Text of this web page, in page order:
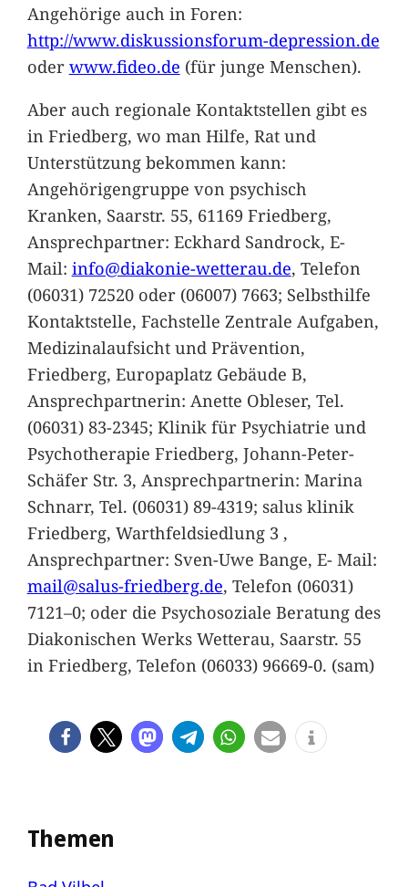
Angehörige auch in Foren:
http://www.diskussionsforum-depression.de
oder www.fideo.de (für junge Menschen).
Aber auch regionale Kontaktstellen gibt es
in Friedberg, wo man Hilfe, Rat und
Unterstützung bekommen kann:
Angehörigengruppe von psychisch
Kranken, Saarstr. 55, 61169 Friedberg,
Ansprechpartner: Eckhard Sandrock, E-
Mail: info@diakonie-wetterau.de, Telefon
(06031) 72520 oder (06007) 7663; Selbsthilfe
Kontaktstelle, Fachstelle Zentrale Aufgaben,
Medizinalaufsicht und Prävention,
Friedberg, Europaplatz Gebäude B,
Ansprechpartnerin: Anette Obleser, Tel.
(06031) 83-2345; Klinik für Psychiatrie und
Psychotherapie Friedberg, Johann-Peter-
Schäfer Str. 3, Ansprechpartnerin: Marina
Schnarr, Tel. (06031) 89-4319; salus klinik
Friedberg, Warthfeldsiedlung 3 ,
Ansprechpartner: Sven-Uwe Bange, E- Mail:
mail@salus-friedberg.de, Telefon (06031)
7121–0; oder die Psychosoziale Beratung des
Diakonischen Werks Wetterau, Saarstr. 55
in Friedberg, Telefon (06033) 96669-0. (sam)
Themen